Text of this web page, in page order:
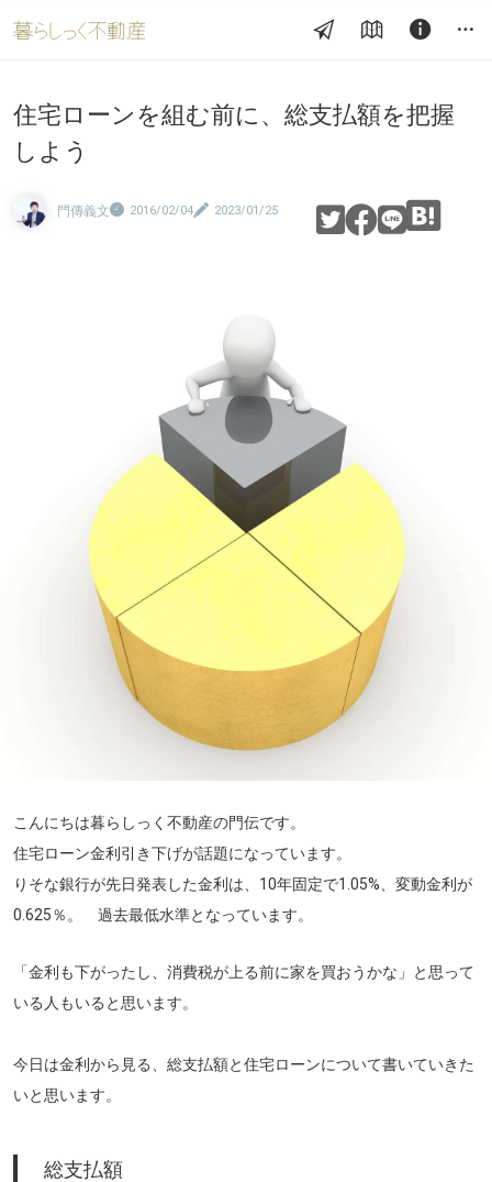
住宅ローンを組む前に、総支払額を把握
しよう
門傳義文 2016/02/04 2023/01/25
こんにちは暮らしっく不動産の門伝です。
住宅ローン金利引き下げが話題になっています。
りそな銀行が先日発表した金利は、10年固定で1.05%、変動金利が
0.625％。 過去最低水準となっています。
「金利も下がったし、消費税が上る前に家を買おうかな」と思って
いる人もいると思います。
今日は金利から見る、総支払額と住宅ローンについて書いていきた
いと思います。
総支払額